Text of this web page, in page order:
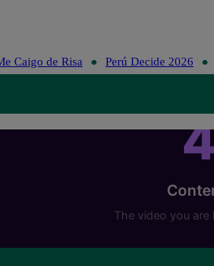
Caigo de Risa Perú Decide 2026